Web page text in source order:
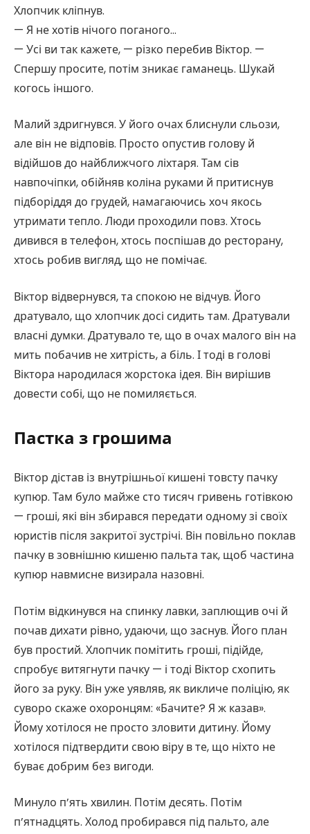
Хлопчик кліпнув.
— Я не хотів нічого поганого…
— Усі ви так кажете, — різко перебив Віктор. —
Спершу просите, потім зникає гаманець. Шукай
когось іншого.
Малий здригнувся. У його очах блиснули сльози,
але він не відповів. Просто опустив голову й
відійшов до найближчого ліхтаря. Там сів
навпочіпки, обійняв коліна руками й притиснув
підборіддя до грудей, намагаючись хоч якось
утримати тепло. Люди проходили повз. Хтось
дивився в телефон, хтось поспішав до ресторану,
хтось робив вигляд, що не помічає.
Віктор відвернувся, та спокою не відчув. Його
дратувало, що хлопчик досі сидить там. Дратували
власні думки. Дратувало те, що в очах малого він на
мить побачив не хитрість, а біль. І тоді в голові
Віктора народилася жорстока ідея. Він вирішив
довести собі, що не помиляється.
Пастка з грошима
Віктор дістав із внутрішньої кишені товсту пачку
купюр. Там було майже сто тисяч гривень готівкою
— гроші, які він збирався передати одному зі своїх
юристів після закритої зустрічі. Він повільно поклав
пачку в зовнішню кишеню пальта так, щоб частина
купюр навмисне визирала назовні.
Потім відкинувся на спинку лавки, заплющив очі й
почав дихати рівно, удаючи, що заснув. Його план
був простий. Хлопчик помітить гроші, підійде,
спробує витягнути пачку — і тоді Віктор схопить
його за руку. Він уже уявляв, як викличе поліцію, як
суворо скаже охоронцям: «Бачите? Я ж казав».
Йому хотілося не просто зловити дитину. Йому
хотілося підтвердити свою віру в те, що ніхто не
буває добрим без вигоди.
Минуло п’ять хвилин. Потім десять. Потім
п’ятнадцять. Холод пробирався під пальто, але